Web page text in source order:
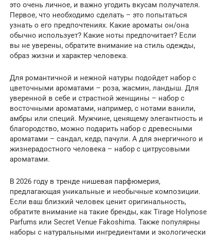
это очень личное, и важно угодить вкусам получателя.
Первое, что необходимо сделать – это попытаться
узнать о его предпочтениях. Какие ароматы он/она
обычно использует? Какие ноты предпочитает? Если
вы не уверены, обратите внимание на стиль одежды,
образ жизни и характер человека.
Для романтичной и нежной натуры подойдет набор с
цветочными ароматами – роза, жасмин, ландыш. Для
уверенной в себе и страстной женщины – набор с
восточными ароматами, например, с нотами ванили,
амбры или специй. Мужчине, ценящему элегантность и
благородство, можно подарить набор с древесными
ароматами – сандал, кедр, пачули. А для энергичного и
жизнерадостного человека – набор с цитрусовыми
ароматами.
В 2026 году в тренде нишевая парфюмерия,
предлагающая уникальные и необычные композиции.
Если ваш близкий человек ценит оригинальность,
обратите внимание на такие бренды, как Tirage Holynose
Parfums или Secret Venue Fakoshima. Также популярны
наборы с натуральными ингредиентами и экологически